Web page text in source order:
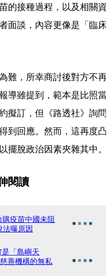
的接種過程，以及相關資
面談，內容更像是「臨床
難，所幸商討後對方不再
導雖提到，範本是比照當
擬訂，但《路透社》詢問
到回應。然而，這再度凸
擺脫政治因素夾雜其中。
閱讀
購疫苗中國未阻
曝原因
是「島嶼天
善機構的無私